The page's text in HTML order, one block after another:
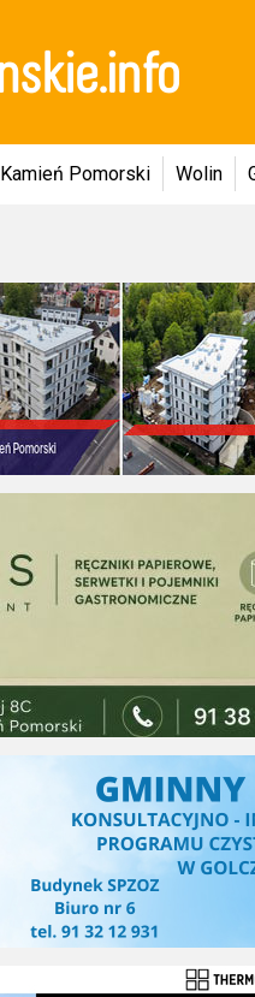
Kamień Pomorski Wolin